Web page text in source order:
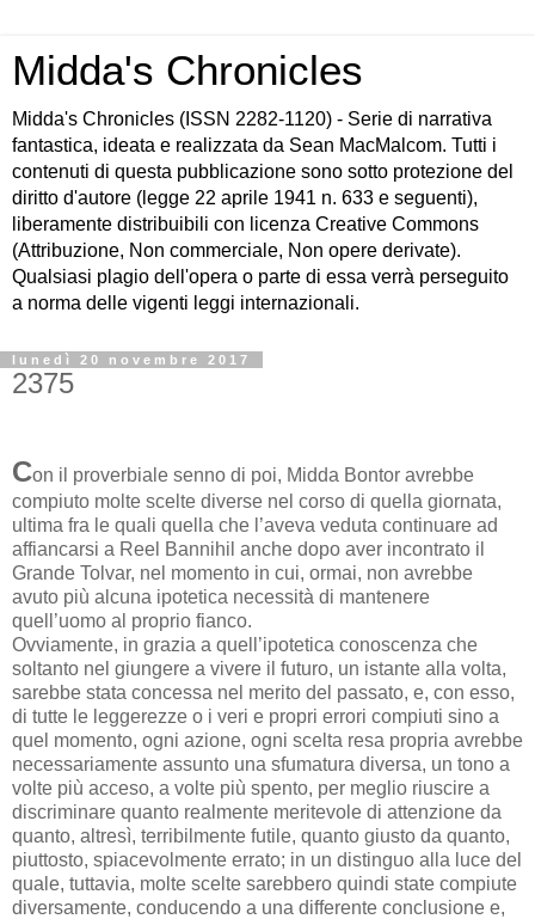
Midda's Chronicles
Midda's Chronicles (ISSN 2282-1120) - Serie di narrativa
fantastica, ideata e realizzata da Sean MacMalcom. Tutti i
contenuti di questa pubblicazione sono sotto protezione del
diritto d'autore (legge 22 aprile 1941 n. 633 e seguenti),
liberamente distribuibili con licenza Creative Commons
(Attribuzione, Non commerciale, Non opere derivate).
Qualsiasi plagio dell'opera o parte di essa verrà perseguito
a norma delle vigenti leggi internazionali.
lunedì 20 novembre 2017
2375
Con il proverbiale senno di poi, Midda Bontor avrebbe
compiuto molte scelte diverse nel corso di quella giornata,
ultima fra le quali quella che l’aveva veduta continuare ad
affiancarsi a Reel Bannihil anche dopo aver incontrato il
Grande Tolvar, nel momento in cui, ormai, non avrebbe
avuto più alcuna ipotetica necessità di mantenere
quell’uomo al proprio fianco.
Ovviamente, in grazia a quell’ipotetica conoscenza che
soltanto nel giungere a vivere il futuro, un istante alla volta,
sarebbe stata concessa nel merito del passato, e, con esso,
di tutte le leggerezze o i veri e propri errori compiuti sino a
quel momento, ogni azione, ogni scelta resa propria avrebbe
necessariamente assunto una sfumatura diversa, un tono a
volte più acceso, a volte più spento, per meglio riuscire a
discriminare quanto realmente meritevole di attenzione da
quanto, altresì, terribilmente futile, quanto giusto da quanto,
piuttosto, spiacevolmente errato; in un distinguo alla luce del
quale, tuttavia, molte scelte sarebbero quindi state compiute
diversamente, conducendo a una differente conclusione e,